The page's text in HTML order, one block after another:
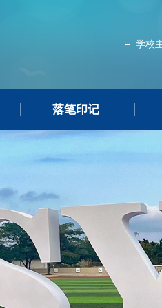
学校
落笔印记